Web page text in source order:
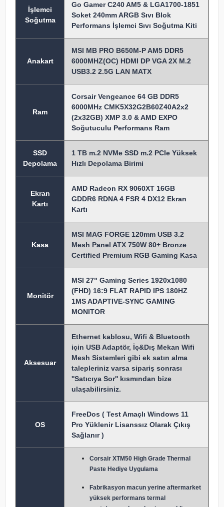
İşlemci
Soğutma
Go Gamer C240 AM5 & LGA1700-1851
Soket 240mm ARGB Sıvı Blok
Performans İşlemci Sıvı Soğutma Kiti
Anakart
MSI MB PRO B650M-P AM5 DDR5
6000MHZ(OC) HDMI DP VGA 2X M.2
USB3.2 2.5G LAN MATX
Ram
Corsair Vengeance 64 GB DDR5
6000MHz CMK5X32G2B60Z40A2x2
(2x32GB) XMP 3.0 & AMD EXPO
Soğutuculu Performans Ram
SSD
Depolama
1 TB m.2 NVMe SSD m.2 PCIe Yüksek
Hızlı Depolama Birimi
Ekran
Kartı
AMD Radeon RX 9060XT 16GB
GDDR6 RDNA 4 FSR 4 DX12 Ekran
Kartı
Kasa
MSI MAG FORGE 120mm USB 3.2
Mesh Panel ATX 750W 80+ Bronze
Certified Premium RGB Gaming Kasa
Monitör
MSI 27" Gaming Series 1920x1080
(FHD) 16:9 FLAT RAPID IPS 180HZ
1MS ADAPTIVE-SYNC GAMING
MONITOR
Aksesuar
Ethernet kablosu, Wifi & Bluetooth
için USB Adaptör, İç&Dış Mekan Wifi
Mesh Sistemleri gibi ek satın alma
talepleriniz varsa sipariş sonrası
''Satıcıya Sor'' kısmından bize
ulaşabilirsiniz.
OS
FreeDos ( Test Amaçlı Windows 11
Pro Yüklenir Lisanssız Olarak Çıkış
Sağlanır )
Corsair XTM50 High Grade Thermal
Paste Hediye Uygulama
Fabrikasyon macun yerine aftermarket
yüksek performans termal